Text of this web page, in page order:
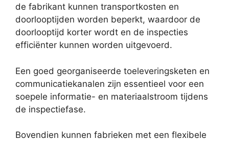
de fabrikant kunnen transportkosten en
doorlooptijden worden beperkt, waardoor de
doorlooptijd korter wordt en de inspecties
efficiënter kunnen worden uitgevoerd.
Een goed georganiseerde toeleveringsketen en
communicatiekanalen zijn essentieel voor een
soepele informatie- en materiaalstroom tijdens
de inspectiefase.
Bovendien kunnen fabrieken met een flexibele